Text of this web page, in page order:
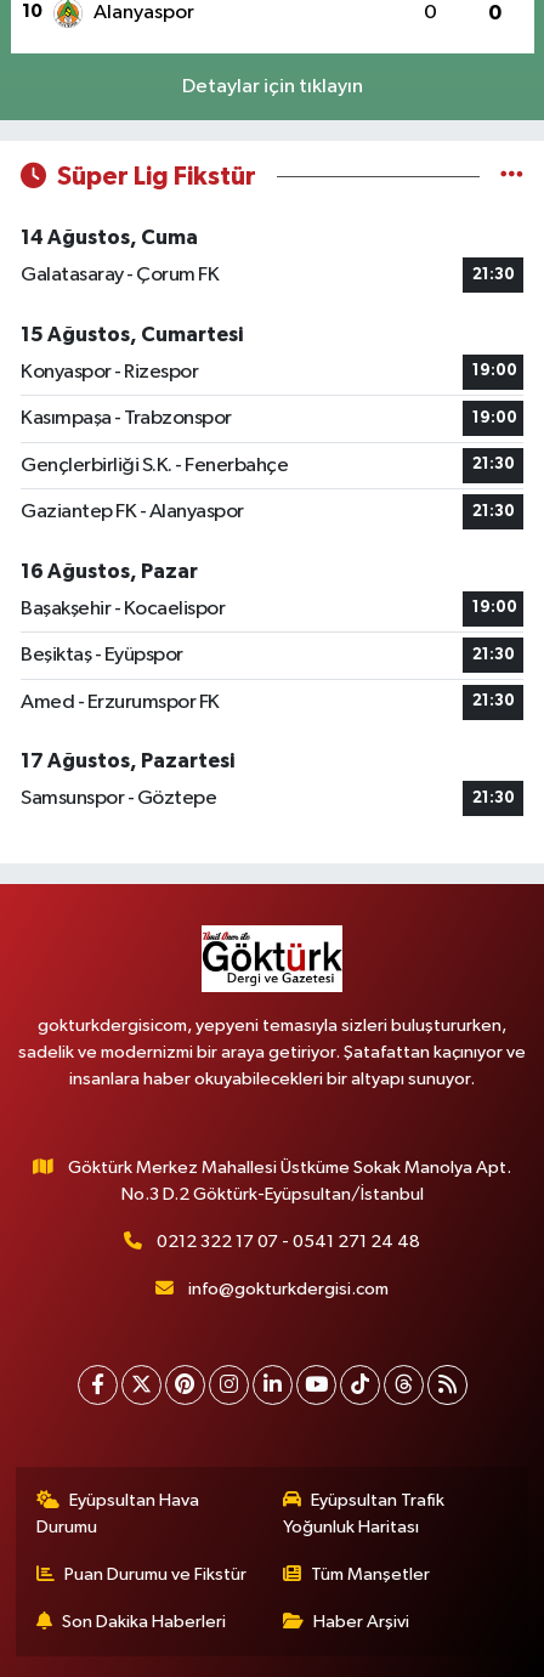
10 Alanyaspor 0 0
Detaylar için tıklayın
Süper Lig Fikstür
14 Ağustos, Cuma
Galatasaray - Çorum FK
21:30
15 Ağustos, Cumartesi
Konyaspor - Rizespor
19:00
Kasımpaşa - Trabzonspor 19:00
Gençlerbirliği S.K. - Fenerbahçe 21:30
Gaziantep FK - Alanyaspor 21:30
16 Ağustos, Pazar
Başakşehir - Kocaelispor
19:00
Beşiktaş - Eyüpspor 21:30
Amed - Erzurumspor FK 21:30
17 Ağustos, Pazartesi
Samsunspor - Göztepe
21:30
gokturkdergisicom, yepyeni temasıyla sizleri buluştururken,
sadelik ve modernizmi bir araya getiriyor. Şatafattan kaçınıyor ve
insanlara haber okuyabilecekleri bir altyapı sunuyor.
Göktürk Merkez Mahallesi Üstküme Sokak Manolya Apt.
No.3 D.2 Göktürk-Eyüpsultan/İstanbul
0212 322 17 07 - 0541 271 24 48
info@gokturkdergisi.com
Eyüpsultan Hava
Durumu
Eyüpsultan Trafik
Yoğunluk Haritası
Puan Durumu ve Fikstür Tüm Manşetler
Son Dakika Haberleri Haber Arşivi